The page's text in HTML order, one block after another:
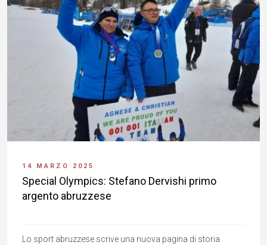
14 MARZO 2025
Special Olympics: Stefano Dervishi primo
argento abruzzese
Lo sport abruzzese scrive una nuova pagina di storia